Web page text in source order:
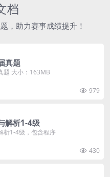
档
，助力赛事成绩提升！
真题
题 大小：163MB
979
解析1-4级
析1-4级，包含程序
430